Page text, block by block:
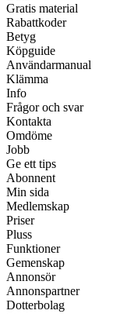
Gratis material
Rabattkoder
Betyg
Köpguide
Användarmanual
Klämma
Info
Frågor och svar
Kontakta
Omdöme
Jobb
Ge ett tips
Abonnent
Min sida
Medlemskap
Priser
Pluss
Funktioner
Gemenskap
Annonsör
Annonspartner
Dotterbolag